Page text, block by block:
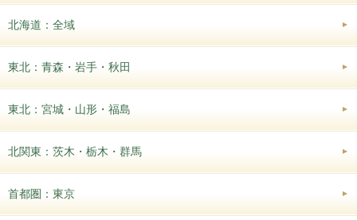
北海道：全域
東北：青森・岩手・秋田
東北：宮城・山形・福島
北関東：茨木・栃木・群馬
首都圏：東京